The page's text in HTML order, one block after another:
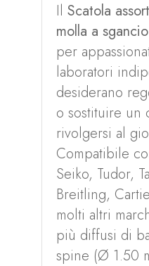
Il Scatola
molla a
per
laboratori
desiderano
o sostituire un
rivolgersi al
Compatibile
Seiko, Tudor,
Breitling,
molti altri
più diffusi di
spine (Ø 1.50